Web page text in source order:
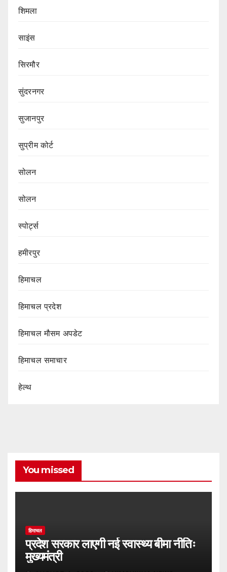
शिमला
साइंस
सिरमौर
सुंदरनगर
सुजानपुर
सुप्रीम कोर्ट
सोलन
सोलन
स्पोर्ट्स
हमीरपुर
हिमाचल
हिमाचल प्रदेश
हिमाचल मौसम अपडेट
हिमाचल समाचार
हेल्थ
You missed
हिमाचल
प्रदेश सरकार लाएगी नई स्वास्थ्य बीमा नीतिः
मुख्यमंत्री